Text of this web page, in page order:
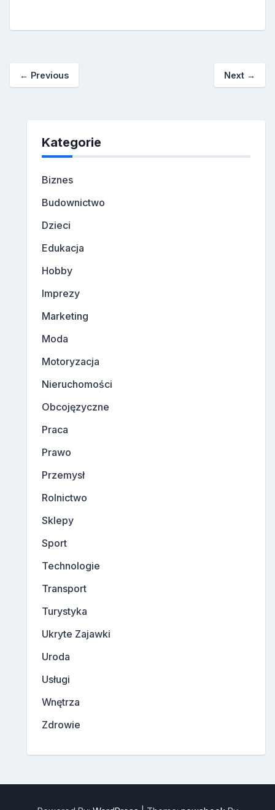
← Previous Next →
Kategorie
Biznes
Budownictwo
Dzieci
Edukacja
Hobby
Imprezy
Marketing
Moda
Motoryzacja
Nieruchomości
Obcojęzyczne
Praca
Prawo
Przemysł
Rolnictwo
Sklepy
Sport
Technologie
Transport
Turystyka
Ukryte Zajawki
Uroda
Usługi
Wnętrza
Zdrowie